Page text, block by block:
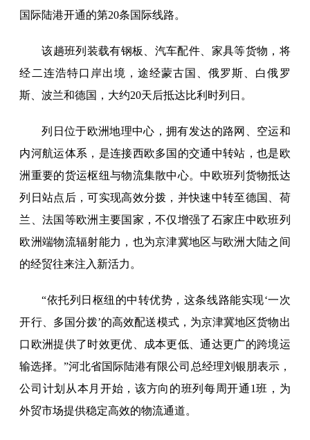
国际陆港开通的第20条国际线路。
该趟班列装载有钢板、汽车配件、家具等货物，将
经二连浩特口岸出境，途经蒙古国、俄罗斯、白俄罗
斯、波兰和德国，大约20天后抵达比利时列日。
列日位于欧洲地理中心，拥有发达的路网、空运和
内河航运体系，是连接西欧多国的交通中转站，也是欧
洲重要的货运枢纽与物流集散中心。中欧班列货物抵达
列日站点后，可实现高效分拨，并快速中转至德国、荷
兰、法国等欧洲主要国家，不仅增强了石家庄中欧班列
欧洲端物流辐射能力，也为京津冀地区与欧洲大陆之间
的经贸往来注入新活力。
“依托列日枢纽的中转优势，这条线路能实现‘一次
开行、多国分拨’的高效配送模式，为京津冀地区货物出
口欧洲提供了时效更优、成本更低、通达更广的跨境运
输选择。”河北省国际陆港有限公司总经理刘银朋表示，
公司计划从本月开始，该方向的班列每周开通1班，为
外贸市场提供稳定高效的物流通道。